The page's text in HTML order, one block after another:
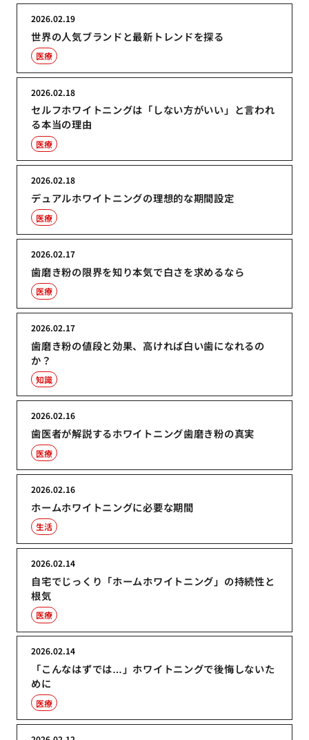
世界の人気ブランドと最新トレンドを探る
2026.02.19
医療
セルフホワイトニングは「しない方がいい」と言われ
る本当の理由
2026.02.18
医療
デュアルホワイトニングの理想的な期間設定
2026.02.18
医療
歯磨き粉の限界を知り本気で白さを求めるなら
2026.02.17
医療
歯磨き粉の値段と効果、高ければ白い歯になれるの
か？
2026.02.17
知識
歯医者が解説するホワイトニング歯磨き粉の真実
2026.02.16
医療
ホームホワイトニングに必要な期間
2026.02.16
生活
自宅でじっくり「ホームホワイトニング」の持続性と
根気
2026.02.14
医療
「こんなはずでは…」ホワイトニングで後悔しないた
めに
2026.02.14
医療